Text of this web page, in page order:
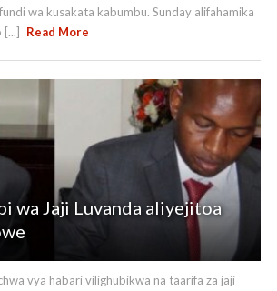
wa kusakata kabumbu. Sunday alifahamika
Read More
wa Jaji Luvanda aliyejitoa
vya habari vilighubikwa na taarifa za jaji